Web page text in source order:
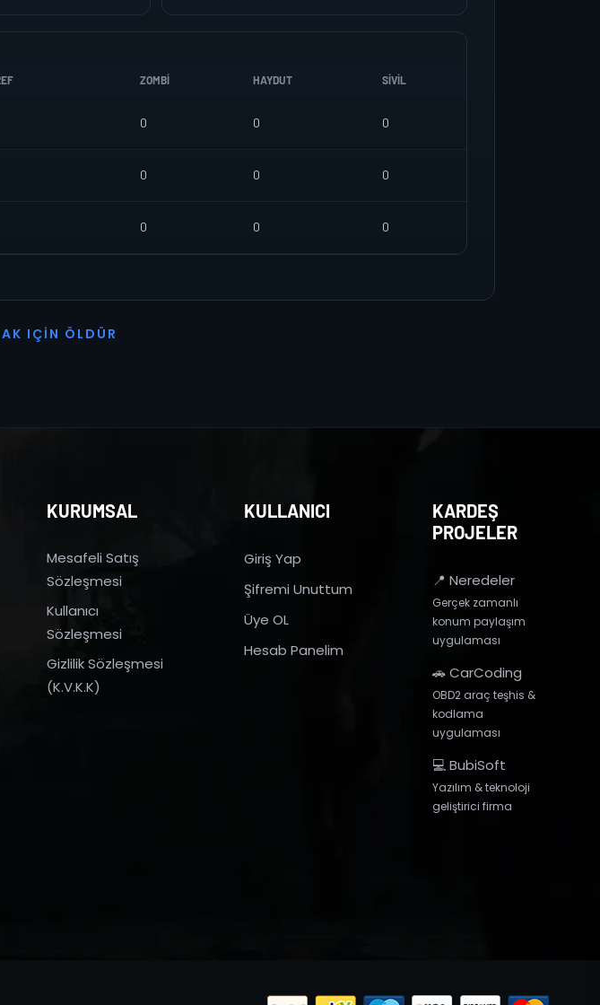
ZOMBI HAYDUT SIVIL
0 0 0
0 0 0
0 0 0
AK I ÇI N Ö L D Ü R
KURUMSAL
Mesafeli Satış
Sözleşmesi
Kullanıcı
Sözleşmesi
Gizlilik Sözleşmesi
(K.V.K.K)
KULLANICI
Giriş Yap
Şifremi Unuttum
Üye OL
Hesab Panelim
KARDEŞ
PROJELER
📍 Neredeler
Gerçek zamanlı
konum paylaşım
uygulaması
🚗 CarCoding
OBD2 araç teşhis &
kodlama
uygulaması
💻 BubiSoft
Yazılım & teknoloji
geliştirici firma